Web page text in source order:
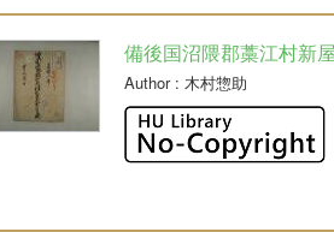
備後国沼隈郡藁江村新
Author: 木村惣助